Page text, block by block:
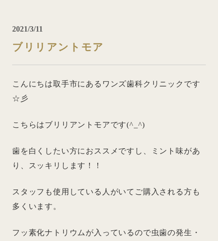
2021/3/11
ブリリアントモア
こんにちは取手市にあるワンズ歯科クリニックです
☆彡
こちらはブリリアントモアです(^_^)
歯を白くしたい方におススメですし、ミント味があ
り、スッキリします！！
スタッフも使用している人がいてご購入される方も
多くいます。
フッ素化ナトリウムが入っているので虫歯の発生・